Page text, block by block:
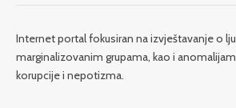
Internet portal fokusiran na izvještavanje o
marginalizovanim grupama, kao i
korupcije i nepotizma.